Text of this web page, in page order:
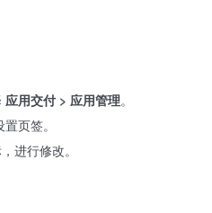
应用交付 > 应用管理。
页签。
进行修改。